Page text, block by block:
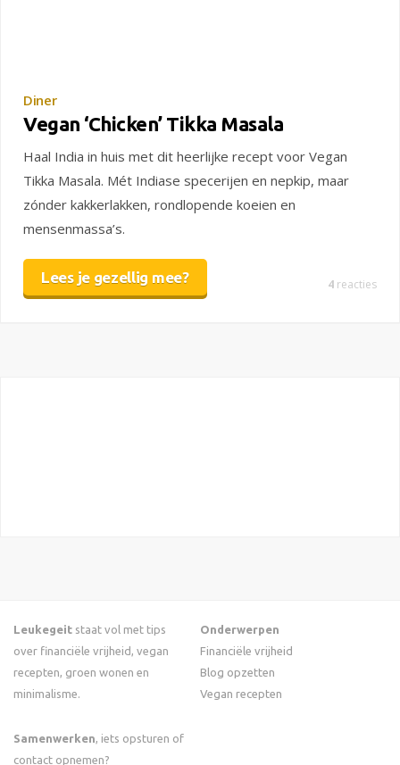
Diner
Vegan ‘Chicken’ Tikka Masala
Haal India in huis met dit heerlijke recept voor Vegan
Tikka Masala. Mét Indiase specerijen en nepkip, maar
zónder kakkerlakken, rondlopende koeien en
mensenmassa’s.
Lees je gezellig mee? 4 reacties
Leukegeit staat vol met tips
over financiële vrijheid, vegan
recepten, groen wonen en
minimalisme.
Samenwerken, iets opsturen of
contact opnemen?
Onderwerpen
Financiële vrijheid
Blog opzetten
Vegan recepten